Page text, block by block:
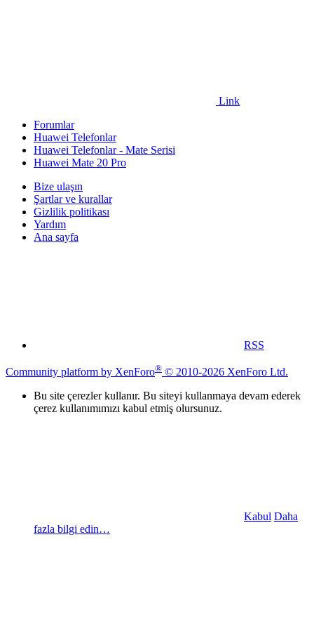
Link
Forumlar
Huawei Telefonlar
Huawei Telefonlar - Mate Serisi
Huawei Mate 20 Pro
Bize ulaşın
Şartlar ve kurallar
Gizlilik politikası
Yardım
Ana sayfa
RSS
Community platform by XenForo® © 2010-2026 XenForo Ltd.
Bu site çerezler kullanır. Bu siteyi kullanmaya devam ederek
çerez kullanımımızı kabul etmiş olursunuz.
Kabul Daha
fazla bilgi edin…